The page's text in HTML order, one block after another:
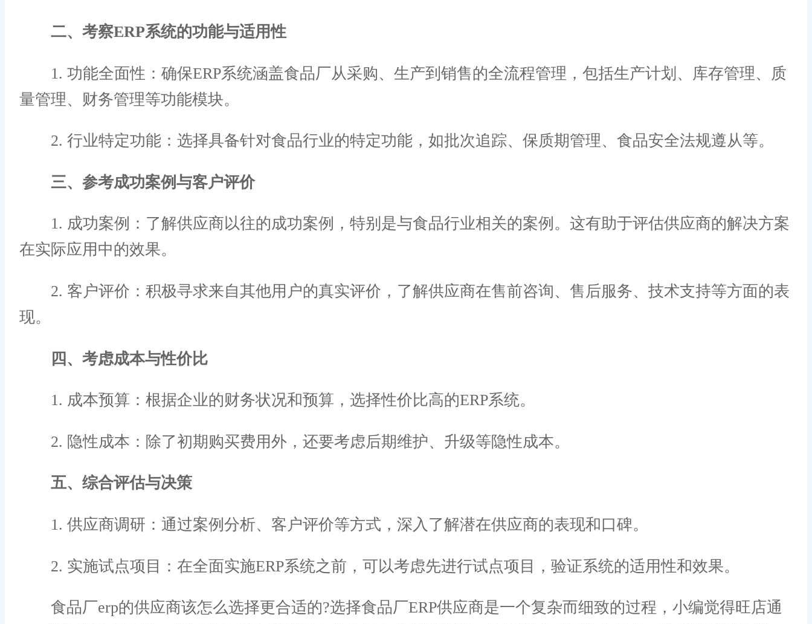
二、考察ERP系统的功能与适用性
1. 功能全面性：确保ERP系统涵盖食品厂从采购、生产到销售的全流程管理，包括生产计划、库存管理、质
量管理、财务管理等功能模块。
2. 行业特定功能：选择具备针对食品行业的特定功能，如批次追踪、保质期管理、食品安全法规遵从等。
三、参考成功案例与客户评价
1. 成功案例：了解供应商以往的成功案例，特别是与食品行业相关的案例。这有助于评估供应商的解决方案
在实际应用中的效果。
2. 客户评价：积极寻求来自其他用户的真实评价，了解供应商在售前咨询、售后服务、技术支持等方面的表
现。
四、考虑成本与性价比
1. 成本预算：根据企业的财务状况和预算，选择性价比高的ERP系统。
2. 隐性成本：除了初期购买费用外，还要考虑后期维护、升级等隐性成本。
五、综合评估与决策
1. 供应商调研：通过案例分析、客户评价等方式，深入了解潜在供应商的表现和口碑。
2. 实施试点项目：在全面实施ERP系统之前，可以考虑先进行试点项目，验证系统的适用性和效果。
食品厂erp的供应商该怎么选择更合适的?选择食品厂ERP供应商是一个复杂而细致的过程，小编觉得旺店通